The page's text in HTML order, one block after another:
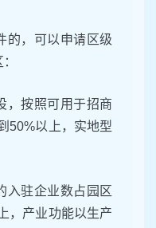
的，可以申请区级
，按照可用于招商
50%以上，实地型
入驻企业数占园区
，产业功能以生产